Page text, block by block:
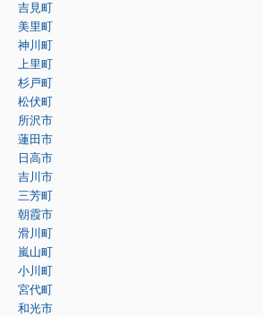
吉見町
美里町
神川町
上里町
杉戸町
松伏町
所沢市
蓮田市
日高市
吉川市
三芳町
朝霞市
滑川町
嵐山町
小川町
宮代町
和光市